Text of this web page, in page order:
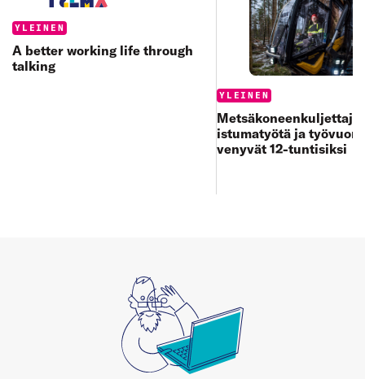
Categories:
YLEINEN
A better working life through
talking
Categories:
YLEINEN
istumatyötä ja
venyvät 12-tuntisiksi